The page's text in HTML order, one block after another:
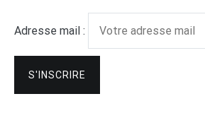
Adresse mail :